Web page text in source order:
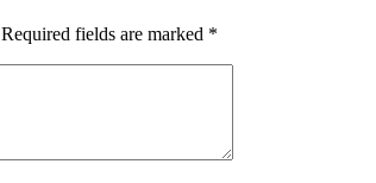
Required fields are marked *